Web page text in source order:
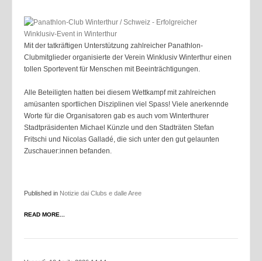
Mit der tatkräftigen Unterstützung zahlreicher Panathlon-
Clubmitglieder organisierte der Verein Winklusiv Winterthur einen
tollen Sportevent für Menschen mit Beeinträchtigungen.
Alle Beteiligten hatten bei diesem Wettkampf mit zahlreichen
amüsanten sportlichen Disziplinen viel Spass! Viele anerkennde
Worte für die Organisatoren gab es auch vom Winterthurer
Stadtpräsidenten Michael Künzle und den Stadträten Stefan
Fritschi und Nicolas Galladé, die sich unter den gut gelaunten
Zuschauer:innen befanden.
Published in Notizie dai Clubs e dalle Aree
READ MORE...